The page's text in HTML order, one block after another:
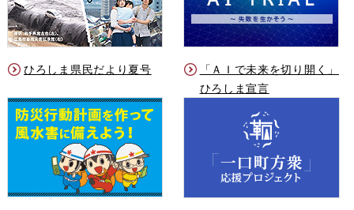
ひろしま県民だより夏号
「ＡＩで未来を切り開く」
ひろしま宣言